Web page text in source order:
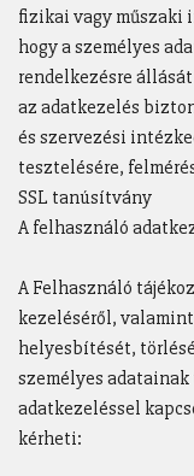
fizikai vagy műszaki
hogy a személyes
rendelkezésre
az adatkezelés
és szervezési
tesztelésére,
SSL tanúsítvány
A felhasználó
A Felhasználó
kezeléséről,
helyesbítését,
személyes
adatkezeléssel
kérheti: